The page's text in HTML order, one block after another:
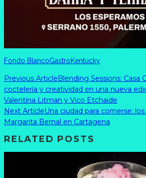
Fondo BlancoGastroKentucky
Previous ArticleBlending Sessions: Casa
coctelería y creatividad en una nueva
Valentina Litman y Vico Etchaide
Next ArticleUna ciudad para comerse:
Margarita Bernal en Cartagena
RELATED POSTS